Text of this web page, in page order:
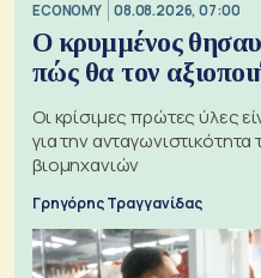
ECONOMY 08.08.2026, 07:00
Ο κρυμμένος
πώς θα τον
Οι κρίσιμες πρώτες ύλες
για την
βιομηχανιών
Γρηγόρης Τραγγανίδας